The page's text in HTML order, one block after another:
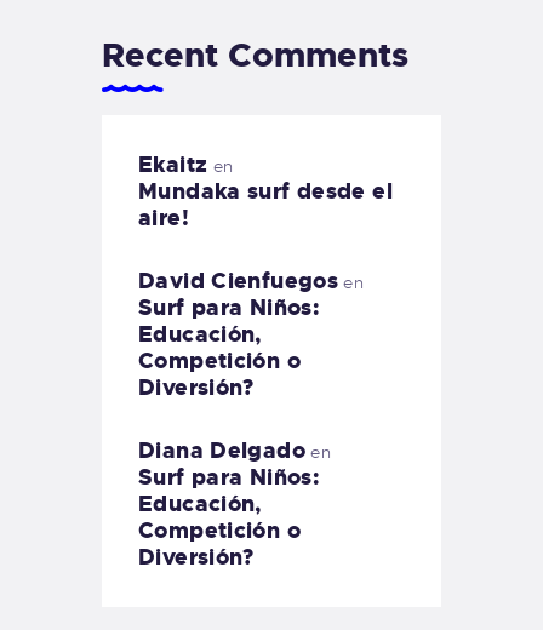
Recent Comments
Ekaitz en
Mundaka surf desde el
aire!
David Cienfuegos en
Surf para Niños:
Educación,
Competición o
Diversión?
Diana Delgadoen
Surf para Niños:
Educación,
Competición o
Diversión?